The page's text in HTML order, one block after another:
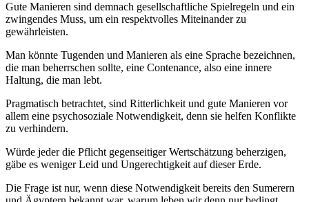
Gute Manieren sind demnach gesellschaftliche Spielregeln und ein
zwingendes Muss, um ein respektvolles Miteinander zu
gewährleisten.
Man könnte Tugenden und Manieren als eine Sprache bezeichnen,
die man beherrschen sollte, eine Contenance, also eine innere
Haltung, die man lebt.
Pragmatisch betrachtet, sind Ritterlichkeit und gute Manieren vor
allem eine psychosoziale Notwendigkeit, denn sie helfen Konflikte
zu verhindern.
Würde jeder die Pflicht gegenseitiger Wertschätzung beherzigen,
gäbe es weniger Leid und Ungerechtigkeit auf dieser Erde.
Die Frage ist nur, wenn diese Notwendigkeit bereits den Sumerern